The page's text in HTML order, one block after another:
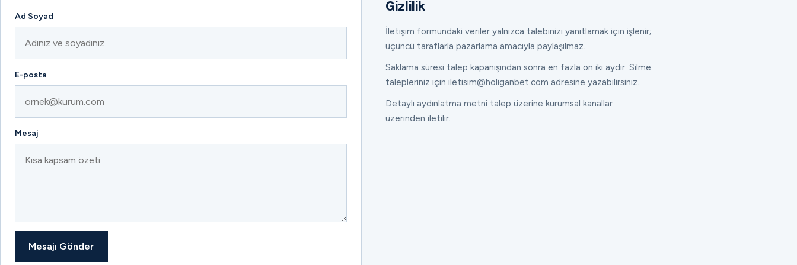
Ad Soyad
E-posta
Mesaj
Mesajı Gönder
Gizlilik
İletişim formundaki veriler yalnızca talebinizi yanıtlamak için işlenir;
üçüncü taraflarla pazarlama amacıyla paylaşılmaz.
Saklama süresi talep kapanışından sonra en fazla on iki aydır. Silme
talepleriniz için iletisim@holiganbet.com adresine yazabilirsiniz.
Detaylı aydınlatma metni talep üzerine kurumsal kanallar
üzerinden iletilir.